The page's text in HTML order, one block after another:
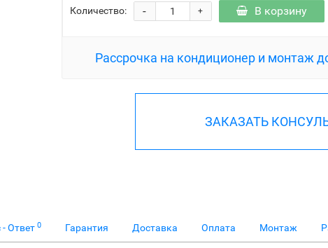
Количество: +
- В корзину
Рассрочка на кондиционер и монтаж
ЗАКАЗАТЬ
- Ответ 0 Гарантия Доставка Оплата Монтаж